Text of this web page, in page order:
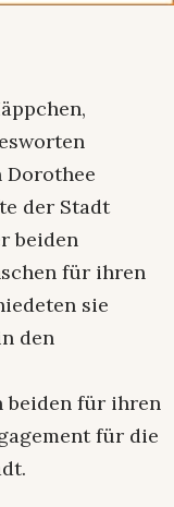
der Stadt
beiden
für ihren
sie
den
beiden für ihren
für die